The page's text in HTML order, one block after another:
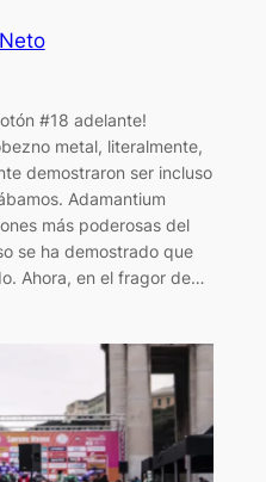
#18 adelante!
metal, literalmente,
demostraron ser incluso
Adamantium
más poderosas del
se ha demostrado que
Ahora, en el fragor de…